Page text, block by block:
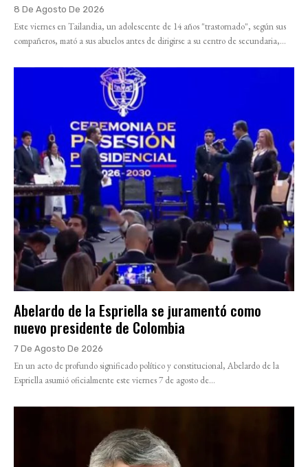
8 De Agosto De 2026
Este viernes en Tailandia, un adolescente de 14 años "trastornado", según sus
compañeros, mató a sus abuelos antes de dirigirse a su centro de secundaria,...
Abelardo de la Espriella se juramentó como
nuevo presidente de Colombia
7 De Agosto De 2026
En un acto de profundo significado político y constitucional, Abelardo de la
Espriella asumió oficialmente este viernes 7 de agosto de...